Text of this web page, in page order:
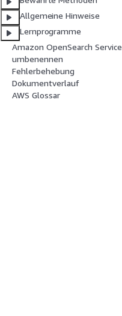
Allgemeine Hinweise
Lernprogramme
Amazon OpenSearch Service
umbenennen
Fehlerbehebung
Dokumentverlauf
AWS Glossar